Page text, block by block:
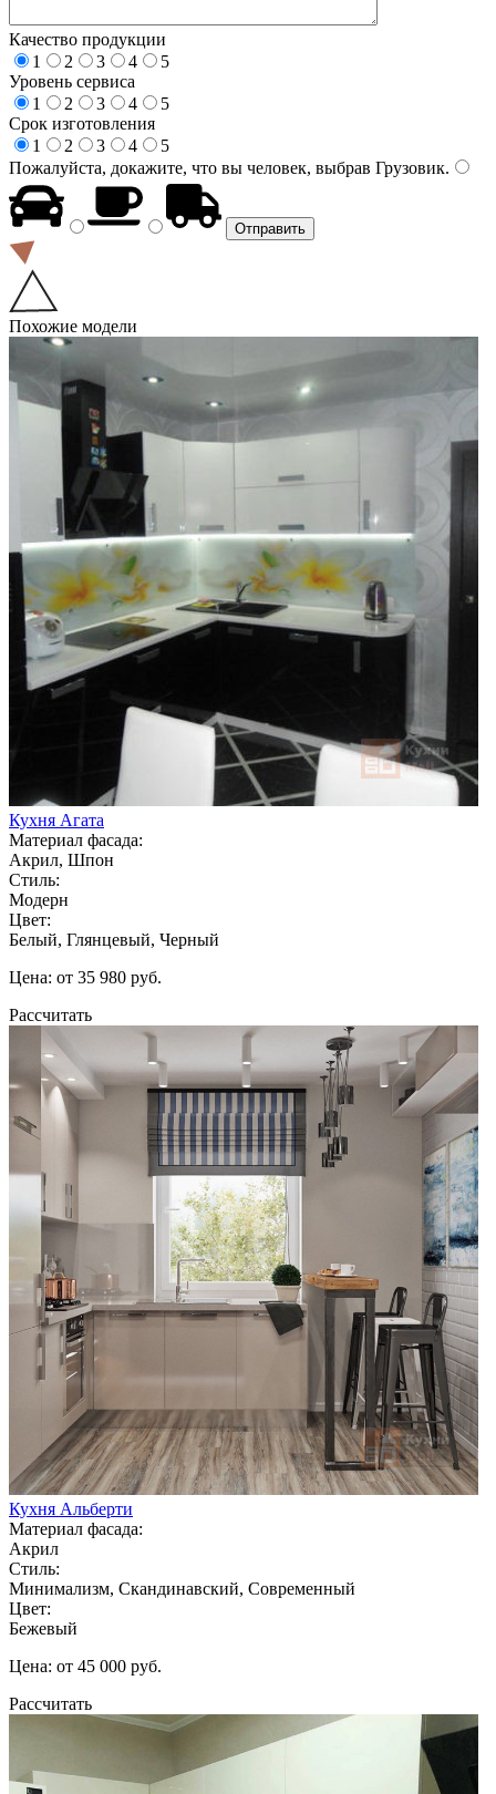
Качество продукции
1
2 3 4
5
Уровень сервиса
1
2 3 4
5
Срок изготовления
1
2 3 4
5
Пожалуйста, докажите, что вы человек, выбрав Грузовик.
Похожие модели
Кухня Агата
Материал фасада:
Акрил, Шпон
Стиль:
Модерн
Цвет:
Белый, Глянцевый, Черный
Цена: от 35 980 руб.
Рассчитать
Кухня Альберти
Материал фасада:
Акрил
Стиль:
Минимализм, Скандинавский, Современный
Цвет:
Бежевый
Цена: от 45 000 руб.
Рассчитать